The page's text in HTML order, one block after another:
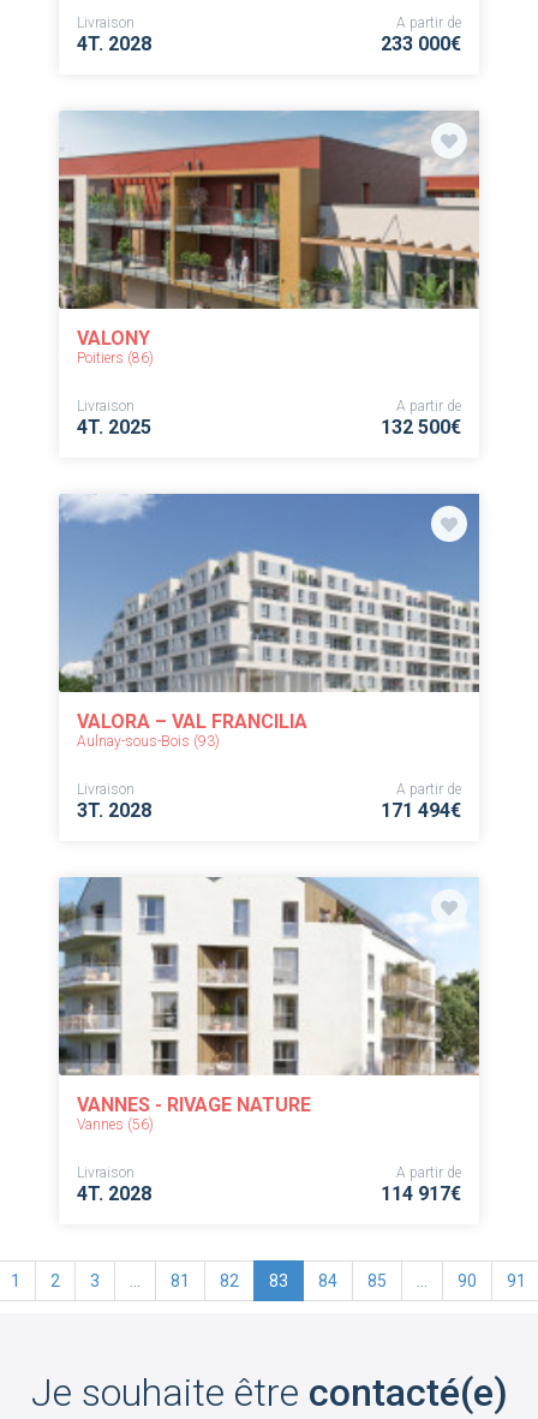
Livraison
4T. 2028
A partir de
233 000€
VALONY
Poitiers (86)
Livraison
4T. 2025
A partir de
132 500€
VALORA – VAL FRANCILIA
Aulnay-sous-Bois (93)
Livraison
3T. 2028
A partir de
171 494€
VANNES - RIVAGE NATURE
Vannes (56)
Livraison
4T. 2028
A partir de
114 917€
1 2 3 81 82 83 84 85 90 91
Je souhaite être contacté(e)